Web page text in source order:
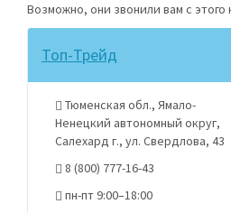
Возможно, они звонили вам с этого
Топ-Трейд
Тюменская обл., Ямало-
Ненецкий автономный округ,
Салехард г., ул. Свердлова, 43
8 (800) 777-16-43
пн-пт 9:00–18:00